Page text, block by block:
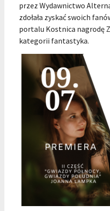
przez Wydawnictwo
zdołała zyskać swoich
portalu Kostnica nagrodę
kategorii fantastyka.